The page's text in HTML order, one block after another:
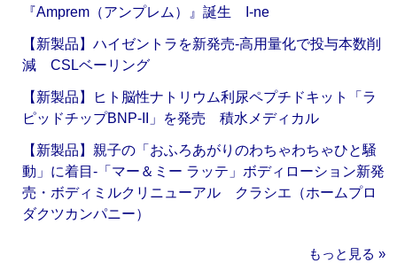
『Amprem（アンプレム）』誕生 I-ne
【新製品】ハイゼントラを新発売‐高用量化で投与本数削
減 CSLベーリング
【新製品】ヒト脳性ナトリウム利尿ペプチドキット「ラ
ピッドチップBNP-II」を発売 積水メディカル
【新製品】親子の「おふろあがりのわちゃわちゃひと騒
動」に着目‐「マー＆ミー ラッテ」ボディローション新発
売・ボディミルクリニューアル クラシエ（ホームプロ
ダクツカンパニー）
もっと見る »